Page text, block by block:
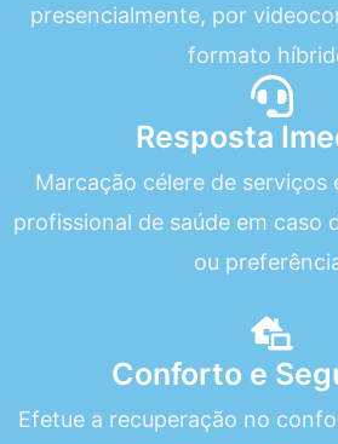
presencialmente, por
formato
Resposta
Marcação célere de serviços
profissional de saúde em caso
ou
Conforto e
Efetue a recuperação no